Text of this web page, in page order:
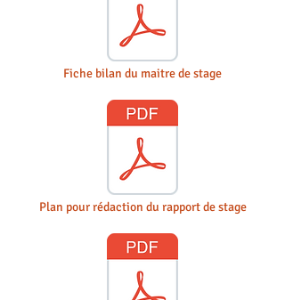
Fiche bilan du maitre de stage
Plan pour rédaction du rapport de stage